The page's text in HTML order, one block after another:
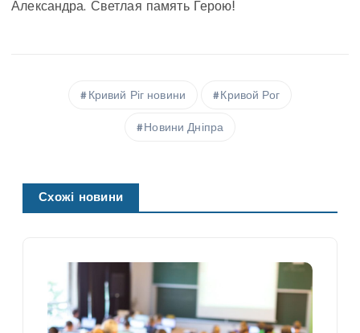
Александра. Светлая память Герою!
Кривий Ріг новини Кривой Рог
Новини Дніпра
Схожі новини